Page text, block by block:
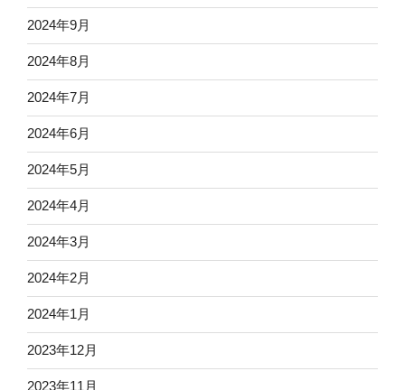
2024年9月
2024年8月
2024年7月
2024年6月
2024年5月
2024年4月
2024年3月
2024年2月
2024年1月
2023年12月
2023年11月